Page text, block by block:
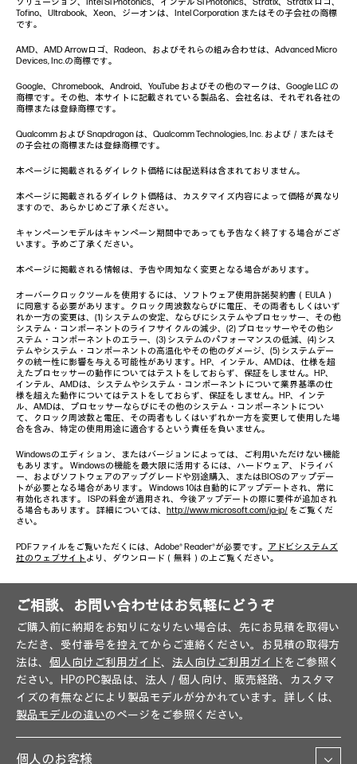
ソリューション、Intel Si Photonics、インテル Si Photonics、Stratix、Stratix ロゴ、
Tofino、Ultrabook、Xeon、ジーオンは、Intel Corporation またはその子会社の商標
です。
AMD、AMD Arrowロゴ、Radeon、およびそれらの組み合わせは、Advanced Micro
Devices, Inc.の商標です。
Google、Chromebook、Android、YouTube およびその他のマークは、Google LLC の
商標です。その他、本サイトに記載されている製品名、会社名は、それぞれ各社の
商標または登録商標です。
Qualcomm および Snapdragon は、Qualcomm Technologies, Inc. および／またはそ
の子会社の商標または登録商標です。
本ページに掲載されるダイレクト価格には配送料は含まれておりません。
本ページに掲載されるダイレクト価格は、カスタマイズ内容によって価格が異なり
ますので、あらかじめご了承ください。
キャンペーンモデルはキャンペーン期間中であっても予告なく終了する場合がござ
います。予めご了承ください。
本ページに掲載される情報は、予告や周知なく変更となる場合があります。
オーバークロックツールを使用するには、ソフトウェア使用許諾契約書（EULA）
に同意する必要があります。クロック周波数ならびに電圧、その両者もしくはいず
れか一方の変更は、(1) システムの安定、ならびにシステムやプロセッサー、その他
システム・コンポーネントのライフサイクルの減少、(2) プロセッサーやその他シ
ステム・コンポーネントのエラー、(3) システムのパフォーマンスの低減、(4) シス
テムやシステム・コンポーネントの高温化やその他のダメージ、(5) システムデー
タの統一性に影響を与える可能性があります。HP、インテル、AMDは、仕様を超
えたプロセッサーの動作についてはテストをしておらず、保証をしません。HP、
インテル、AMDは、システムやシステム・コンポーネントについて業界基準の仕
様を超えた動作についてはテストをしておらず、保証をしません。HP、インテ
ル、AMDは、プロセッサーならびにその他のシステム・コンポーネントについ
て、クロック周波数と電圧、その両者もしくはいずれか一方を変更して使用した場
合を含み、特定の使用用途に適合するという責任を負いません。
Windowsのエディション、またはバージョンによっては、ご利用いただけない機能
もあります。 Windowsの機能を最大限に活用するには、ハードウェア、ドライバ
ー、およびソフトウェアのアップグレードや別途購入、またはBIOSのアップデー
トが必要となる場合があります。 Windows 10は自動的にアップデートされ、常に
有効化されます。 ISPの料金が適用され、今後アップデートの際に要件が追加され
る場合もあります。 詳細については、 http://www.microsoft.com/ja-jp/ をご覧くだ
さい。
PDFファイルをご覧いただくには、Adobe® Reader®が必要です。 アドビシステムズ
社のウェブサイト より、ダウンロード（無料）の上ご覧ください。
ご相談、お問い合わせはお気軽にどうぞ
ご購入前に納期をお知りになりたい場合は、先にお見積を取得い
ただき、受付番号を控えてからご連絡ください。お見積の取得方
法は、 個人向けご利用ガイド、 法人向けご利用ガイドをご参照く
ださい。HPのPC製品は、法人／個人向け、販売経路、カスタマ
イズの有無などにより製品モデルが分かれています。詳しくは、
製品モデルの違いのページをご参照ください。
個人のお客様